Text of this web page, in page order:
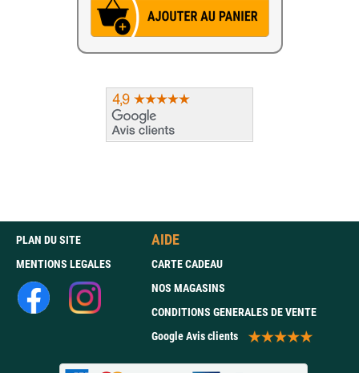
PLAN DU SITE
MENTIONS LEGALES
AIDE
CARTE CADEAU
NOS MAGASINS
CONDITIONS GENERALES DE VENTE
Google Avis clients